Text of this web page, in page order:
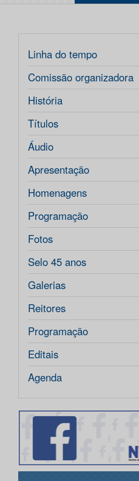
Linha do tempo
Comissão organizadora
História
Títulos
Áudio
Apresentação
Homenagens
Programação
Fotos
Selo 45 anos
Galerias
Reitores
Programação
Editais
Agenda